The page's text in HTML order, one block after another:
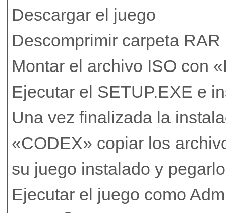
Descargar el juego
Descomprimir carpeta RAR
Montar el archivo ISO con
Ejecutar el SETUP.EXE e
Una vez finalizada la
«CODEX» copiar los
su juego instalado y
Ejecutar el juego como